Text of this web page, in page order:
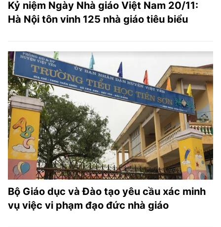
Kỷ niệm Ngày Nhà giáo Việt Nam 20/11:
Hà Nội tôn vinh 125 nhà giáo tiêu biểu
Bộ Giáo dục và Đào tạo yêu cầu xác minh
vụ việc vi phạm đạo đức nhà giáo